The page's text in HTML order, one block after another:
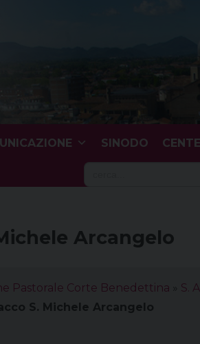
SINODO
Search
Arcangelo
Pastorale Corte Benedettina
S.
S. Michele Arcangelo